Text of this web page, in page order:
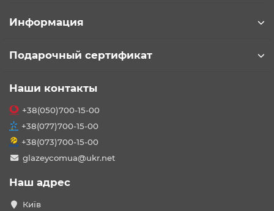
Информация
Подарочный сертификат
Наши контакты
+38(050)700-15-00
+38(077)700-15-00
+38(073)700-15-00
glazeycomua@ukr.net
Наш адрес
Київ